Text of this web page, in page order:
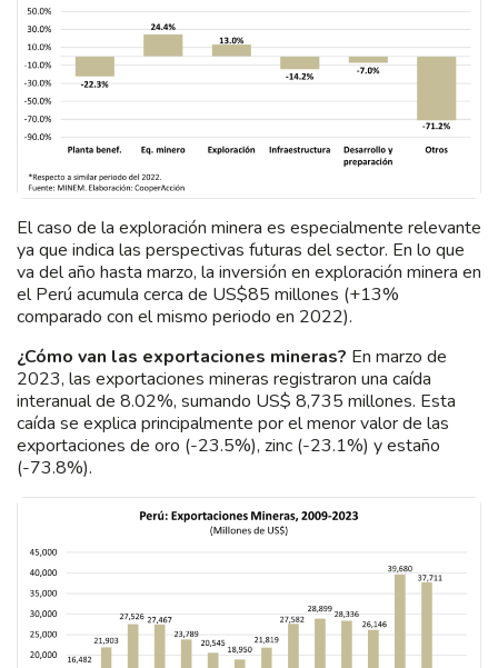
El caso de la exploración minera es especialmente relevante
ya que indica las perspectivas futuras del sector. En lo que
va del año hasta marzo, la inversión en exploración minera en
el Perú acumula cerca de US$85 millones (+13%
comparado con el mismo periodo en 2022).
¿Cómo van las exportaciones mineras? En marzo de
2023, las exportaciones mineras registraron una caída
interanual de 8.02%, sumando US$ 8,735 millones. Esta
caída se explica principalmente por el menor valor de las
exportaciones de oro (-23.5%), zinc (-23.1%) y estaño
(-73.8%).